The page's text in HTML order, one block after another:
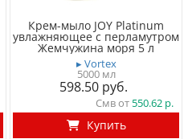
Крем-мыло JOY Platinum
увлажняющее с перламутром
Жемчужина моря 5 л
▸ Vortex
5000 мл
598.50
Смв от 550.62
Купить